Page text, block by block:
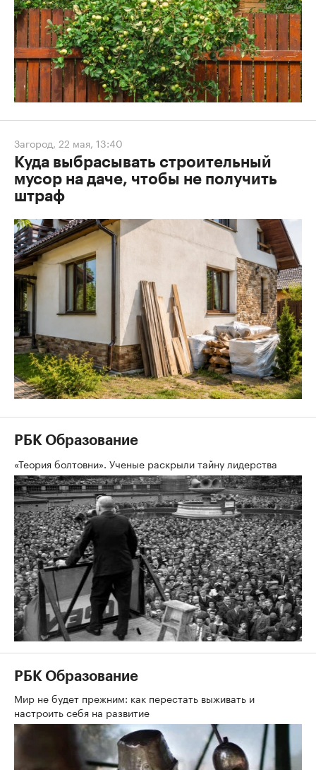
Загород, 22 мая, 13:40
Куда выбрасывать строительный
мусор на даче, чтобы не получить
штраф
РБК Образование
«Теория болтовни». Ученые раскрыли тайну лидерства
РБК Образование
Мир не будет прежним: как перестать выживать и
настроить себя на развитие